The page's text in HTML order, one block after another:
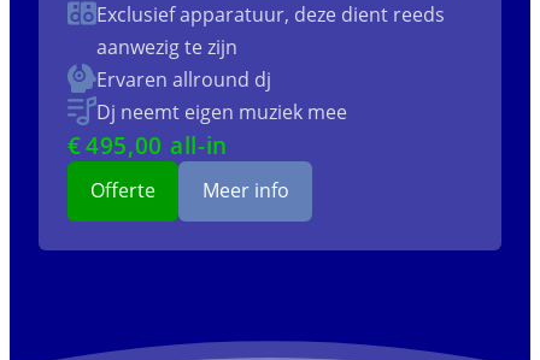
Exclusief apparatuur, deze dient reeds
aanwezig te zijn
Ervaren allround dj
Dj neemt eigen muziek mee
€495,00 all-in
Offerte Meer info